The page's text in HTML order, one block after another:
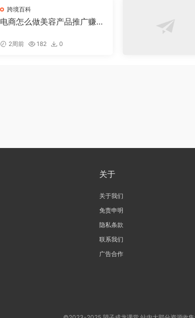
跨境百科
电商怎么做美容产品推广赚
2周前 182 0
关于
关于我们
免责申明
隐私条款
联系我们
广告合作